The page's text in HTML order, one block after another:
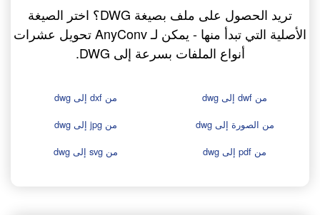
تريد الحصول على ملف بصيغة DWG؟ اختر الصيغة
الأصلية التي تبدأ منها - يمكن لـ AnyConv تحويل عشرات
أنواع الملفات بسرعة إلى DWG.
من dwf إلى dwg
من dxf إلى dwg
من الصورة إلى dwg
من jpg إلى dwg
من pdf إلى dwg
من svg إلى dwg